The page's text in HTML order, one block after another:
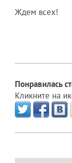
Ждем всех!
Понравилась
Кликните на